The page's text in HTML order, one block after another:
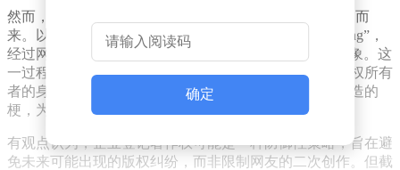
然而，当企业开始登记这些meme的著作权时，问题随之而
来。以“刀盾狗”为例，它源自一句空耳“what the dog doing”，
经过网友的创意加工，最终演变为cheems手持刀盾的形象。这
一过程充满随机性与荒诞性，但如今，字节跳动却以版权所有
者的身份出现，令许多人感到困惑：这些由网友共同创造的
梗，为何能被企业单方面登记为著作权？
有观点认为，企业登记著作权可能是一种防御性策略，旨在避
免未来可能出现的版权纠纷，而非限制网友的二次创作。但截
确定